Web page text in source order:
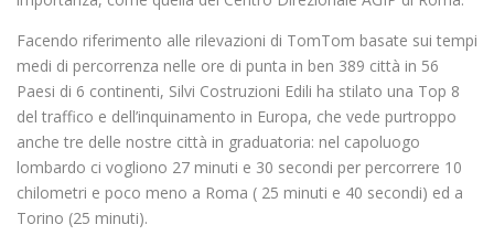
Facendo riferimento alle rilevazioni di TomTom basate sui tempi
medi di percorrenza nelle ore di punta in ben 389 città in 56
Paesi di 6 continenti, Silvi Costruzioni Edili ha stilato una Top 8
del traffico e dell’inquinamento in Europa, che vede purtroppo
anche tre delle nostre città in graduatoria: nel capoluogo
lombardo ci vogliono 27 minuti e 30 secondi per percorrere 10
chilometri e poco meno a Roma ( 25 minuti e 40 secondi) ed a
Torino (25 minuti).